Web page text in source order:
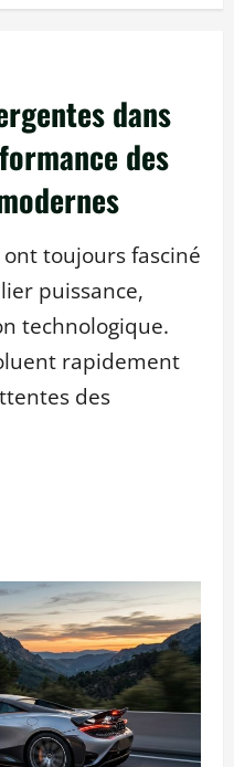
dans
des
toujours fasciné
puissance,
technologique.
rapidement
des